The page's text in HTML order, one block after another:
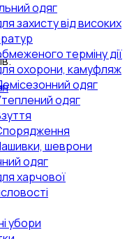
одяг
захисту від високих
терміну дії
охорони, камуфляж
одяг
одяг
шеврони
одяг
харчової
убори